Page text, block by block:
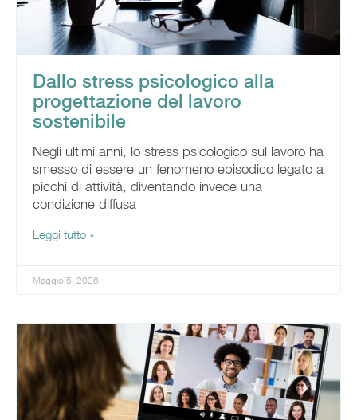
Dallo stress psicologico alla
progettazione del lavoro
sostenibile
Negli ultimi anni, lo stress psicologico sul lavoro ha
smesso di essere un fenomeno episodico legato a
picchi di attività, diventando invece una
condizione diffusa
Leggi tutto »
Maggio 5, 2026